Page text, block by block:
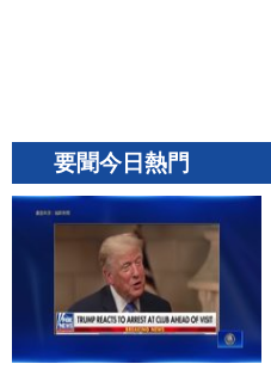
要聞今日熱門